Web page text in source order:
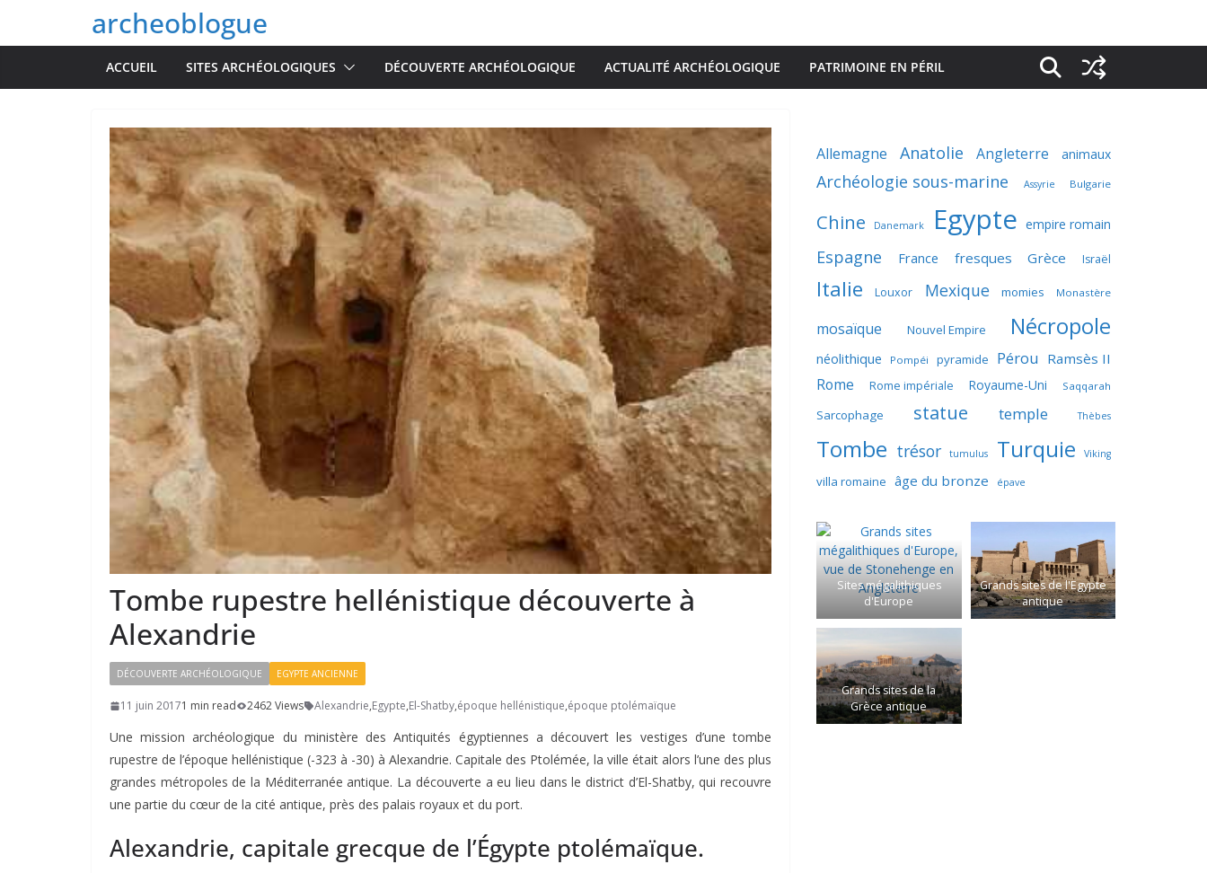
archeoblogue
ACCUEIL SITES ARCHÉOLOGIQUES DÉCOUVERTE ARCHÉOLOGIQUE ACTUALITÉ ARCHÉOLOGIQUE PATRIMOINE EN PÉRIL
Tombe rupestre hellénistique découverte à
Alexandrie
DÉCOUVERTE ARCHÉOLOGIQUE EGYPTE ANCIENNE
11 juin 20171 min read 2462 Views Alexandrie,Egypte,El-Shatby,époque hellénistique,époque ptolémaïque
Une mission archéologique du ministère des Antiquités égyptiennes a découvert les vestiges d’une tombe
rupestre de l’époque hellénistique (-323 à -30) à Alexandrie. Capitale des Ptolémée, la ville était alors l’une des plus
grandes métropoles de la Méditerranée antique. La découverte a eu lieu dans le district d’El-Shatby, qui recouvre
une partie du cœur de la cité antique, près des palais royaux et du port.
Alexandrie, capitale grecque de l’Égypte ptolémaïque.
Allemagne Anatolie Angleterre animaux
Archéologie sous-marine Assyrie Bulgarie
Chine Danemark Egypte empire romain
Espagne France fresques Grèce Israël
Italie Louxor Mexique momies Monastère
mosaïque Nouvel Empire Nécropole
néolithique Pompéi pyramide Pérou Ramsès II
Rome Rome impériale Royaume-Uni Saqqarah
Sarcophage statue temple Thèbes
Tombe trésor tumulus Turquie Viking
villa romaine âge du bronze épave
Sites mégalithiques
d'Europe
Grands sites de l'Egypte
antique
Grands sites de la
Grèce antique